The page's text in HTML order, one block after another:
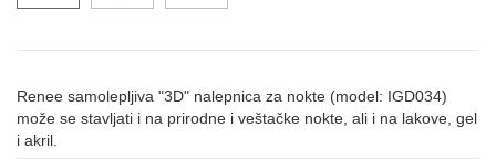
Renee samolepljiva "3D" nalepnica za nokte (model: IGD034)
može se stavljati i na prirodne i veštačke nokte, ali i na lakove, gel
i akril.